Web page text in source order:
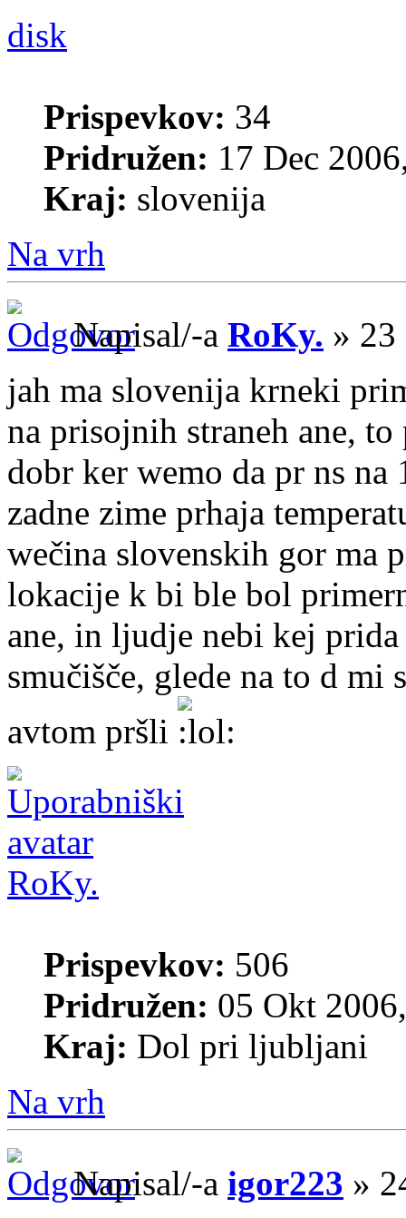
disk
Prispevkov: 34
Pridružen: 17 Dec
Kraj: slovenija
Na vrh
Napisal/-a RoKy. » 23
jah ma slovenija krneki
na prisojnih straneh ane,
dobr ker wemo da pr ns
zadne zime prhaja
wečina slovenskih gor ma
lokacije k bi ble bol
ane, in ljudje nebi kej
smučišče, glede na to d
avtom pršli
RoKy.
Prispevkov: 506
Pridružen: 05 Okt
Kraj: Dol pri ljubljani
Na vrh
Napisal/-a igor223 »